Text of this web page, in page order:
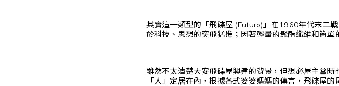
其實這一類型的「飛碟屋 (Futuro)」在1960年代末二
於科技、思想的突飛猛進；因著輕量的聚酯纖維和簡
雖然不太清楚大安飛碟屋興建的背景，但想必屋主當
「人」定居在內，根據各式婆婆媽媽的傳言，飛碟屋